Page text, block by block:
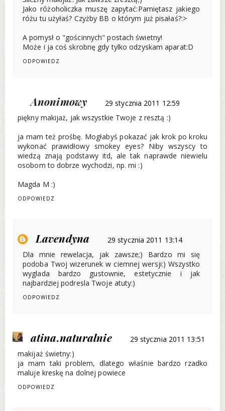
Jako różoholiczka muszę zapytać:Pamiętasz jakiego
różu tu użyłaś? Czyżby BB o którym już pisałaś?:>
A pomysł o "gościnnych" postach świetny!
Może i ja coś skrobnę gdy tylko odzyskam aparat:D
ODPOWIEDZ
Anonimowy
29 stycznia 2011 12:59
piękny makijaż, jak wszystkie Twoje z resztą :)
ja mam też prośbę. Mogłabyś pokazać jak krok po kroku
wykonać prawidłowy smokey eyes? Niby wszyscy to
wiedzą znają podstawy itd, ale tak naprawde niewielu
osobom to dobrze wychodzi, np. mi :)
Magda M :)
ODPOWIEDZ
Lavendyna
29 stycznia 2011 13:14
Dla mnie rewelacja, jak zawsze;) Bardzo mi się
podoba Twoj wizerunek w ciemnej wersji:) Wszystko
wyglada bardzo gustownie, estetycznie i jak
najbardziej podresla Twoje atuty:)
ODPOWIEDZ
atina.naturalnie
29 stycznia 2011 13:51
makijaż świetny:)
ja mam taki problem, dlatego właśnie bardzo rzadko
maluje kreskę na dolnej powiece
ODPOWIEDZ